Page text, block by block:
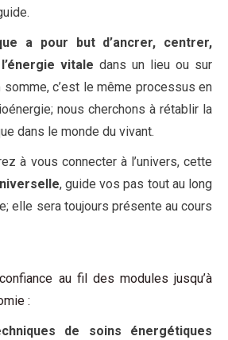
a pour but d’ancrer, centrer,
vitale dans un lieu ou sur
somme, c’est le même processus en
nous cherchons à rétablir la
dans le monde du vivant.
à vous connecter à l’univers, cette
, guide vos pas tout au long
elle sera toujours présente au cours
au fil des modules jusqu’à
:
de soins énergétiques